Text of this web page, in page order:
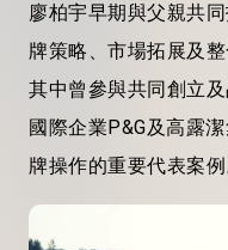
廖柏宇早期與父親共
牌策略、市場拓展及
其中曾參與共同創立
國際企業P&G及高露
牌操作的重要代表案例